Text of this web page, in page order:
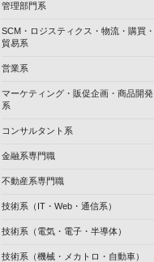
管理部門系
SCM・ロジスティクス・物流・購買・
貿易系
営業系
マーケティング・販促企画・商品開発
系
コンサルタント系
金融系専門職
不動産系専門職
技術系（IT・Web・通信系）
技術系（電気・電子・半導体）
技術系（機械・メカトロ・自動車）